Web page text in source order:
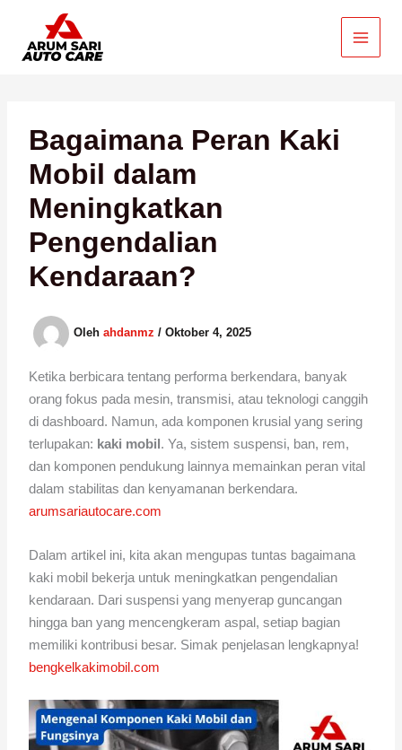
konten
Bagaimana Peran Kaki
Mobil dalam
Meningkatkan
Pengendalian
Kendaraan?
Olehahdanmz/Oktober 4, 2025
Ketika berbicara tentang performa berkendara, banyak
orang fokus pada mesin, transmisi, atau teknologi canggih
di dashboard. Namun, ada komponen krusial yang sering
terlupakan: kaki mobil. Ya, sistem suspensi, ban, rem,
dan komponen pendukung lainnya memainkan peran vital
dalam stabilitas dan kenyamanan berkendara.
arumsariautocare.com
Dalam artikel ini, kita akan mengupas tuntas bagaimana
kaki mobil bekerja untuk meningkatkan pengendalian
kendaraan. Dari suspensi yang menyerap guncangan
hingga ban yang mencengkeram aspal, setiap bagian
memiliki kontribusi besar. Simak penjelasan lengkapnya!
bengkelkakimobil.com